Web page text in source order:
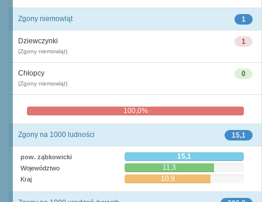
1
Zgony niemowląt
1
Dziewczynki
(Zgony niemowląt)
0
Chłopcy
(Zgony niemowląt)
100,0%
15,1
Zgony na 1000 ludności
pow. ząbkowicki 15,1
Województwo 11,3
Kraj 10,9